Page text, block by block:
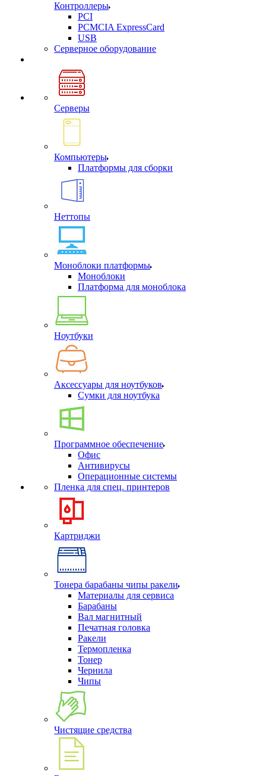
Контроллеры
PCI
PCMCIA ExpressCard
USB
Cерверное оборудование
Серверы
Компьютеры
Платформы для сборки
Неттопы
Моноблоки платформы
Моноблоки
Платформа для моноблока
Ноутбуки
Аксессуары для ноутбуков
Сумки для ноутбука
Программное обеспечение
Офис
Антивирусы
Операционные системы
Пленка для спец. принтеров
Картриджи
Тонера барабаны чипы ракели
Материалы для сервиса
Барабаны
Вал магнитный
Печатная головка
Ракели
Термопленка
Тонер
Чернила
Чипы
Чистящие средства